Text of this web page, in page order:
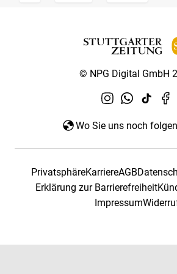
© NPG Digital GmbH
Wo Sie uns noch
PrivatsphäreKarriereAGB
Erklärung zur Barrierefreiheit
Impressum